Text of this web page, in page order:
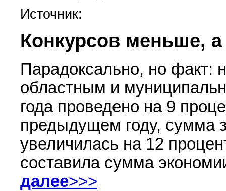
Источник:
Конкурсов меньше,
Парадоксально, но факт:
областным и
года проведено на 9
предыдущем году, сумма
увеличилась на 12
составила сумма
далее>>>